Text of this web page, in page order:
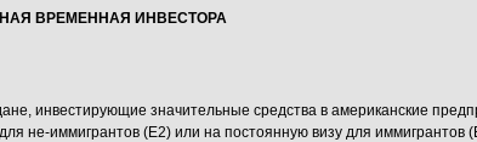
ВРЕМЕННАЯ ИНВЕСТОРА
инвестирующие значительные средства в американские
не-иммигрантов (E2) или на постоянную визу для иммигрантов